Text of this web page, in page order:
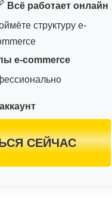
Всё работает онлайн
структуру e-
e-commerce
СЕЙЧАС